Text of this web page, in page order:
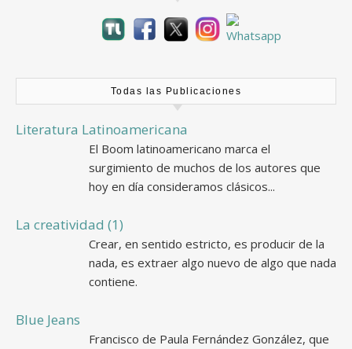
Todas las Publicaciones
Literatura Latinoamericana
El Boom latinoamericano marca el
surgimiento de muchos de los autores que
hoy en día consideramos clásicos...
La creatividad (1)
Crear, en sentido estricto, es producir de la
nada, es extraer algo nuevo de algo que nada
contiene.
Blue Jeans
Francisco de Paula Fernández González, que